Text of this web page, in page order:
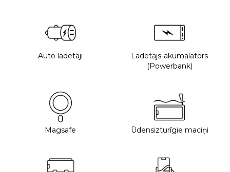
Auto lādētāji
Lādētājs-akumalators
(Powerbank)
Magsafe Ūdensizturīgie maciņi